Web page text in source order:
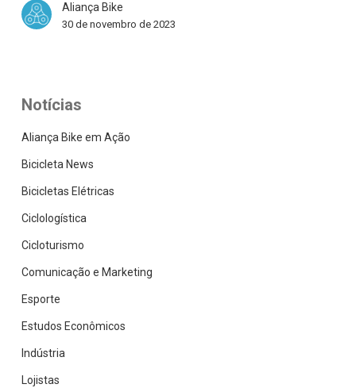
28,
que
em
Dubai
Aliança Bike
30 de novembro de 2023
Notícias
Aliança Bike em Ação
Bicicleta News
Bicicletas Elétricas
Ciclologística
Cicloturismo
Comunicação e Marketing
Esporte
Estudos Econômicos
Indústria
Lojistas